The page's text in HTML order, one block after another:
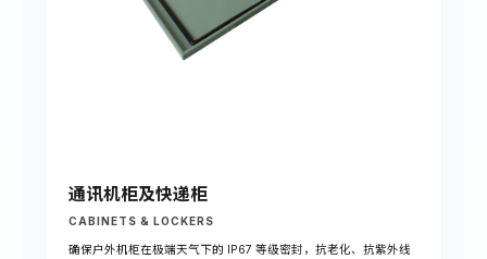
通讯机柜及快递柜
CABINETS & LOCKERS
确保户外机柜在极端天气下的 IP67 等级密封，抗老化、抗紫外线